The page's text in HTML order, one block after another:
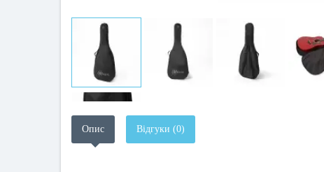
Опис Відгуки (0)